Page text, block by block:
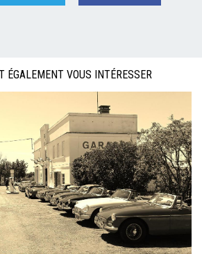
ÉGALEMENT VOUS INTÉRESSER